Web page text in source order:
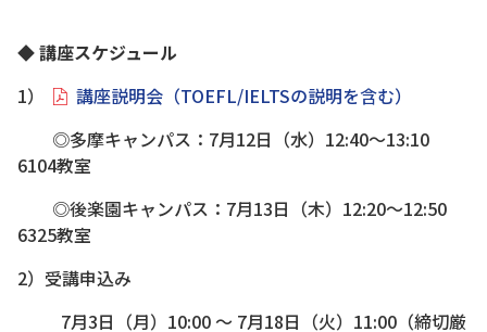
◆ 講座スケジュール
1）
講座説明会（TOEFL/IELTSの説明を含む）
◎多摩キャンパス：7月12日（水）12:40～13:10
6104教室
◎後楽園キャンパス：7月13日（木）12:20～12:50
6325教室
2）受講申込み
7月3日（月）10:00 ～ 7月18日（火）11:00（締切厳